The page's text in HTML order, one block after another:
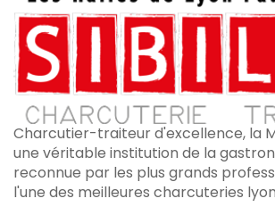
Charcutier-traiteur d'excellence, la
une véritable institution de la
reconnue par les plus grands
l'une des meilleures charcuteries